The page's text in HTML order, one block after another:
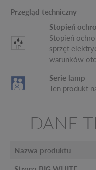
Przegląd techniczny
Stopień
Stopień
sprzęt
warunków
Serie lamp
Ten produkt
DANE
Nazwa produktu